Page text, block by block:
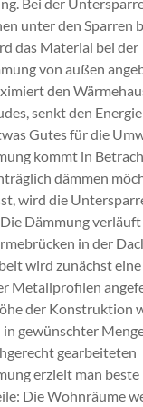
wird
von
Die bekanntesten
neben Heide, die
Marne. Der Kreis
der
Steinburg.
Hamburg. Die
des Kreises
Städten findet man
, Sport- und
außerdem
zahlreiche
ein. Der
ein autonomes
Betriebe, die sich
Dithmarschen
Erreichen Sie Ihr Ziel
Ihr Vertrauen.
wir die Ist-
Geschossdecke.
richtigen Dämmung
und Ihr
bietet
der Technik.
auf einen 1a-
lange Jahre
einem Fachbetrieb
eine fehlerfreie Top-
ist
darf sich ein
Süsel Lensahn,
,Dachdämmung
Gettorf,
Heiligenhafen,
Eppendorf,
,
Oststeinbek
Itzehoe
,
Ostholstein,
,Dachdämmung
Ratekau,
Walddörfer,
Steinburg,
Heide Husum Büsum
Innendämmung
unter den Sparren
das Material bei der
von außen
den
senkt den
Gutes für die
kommt in
dämmen
wird die
Dämmung
in der
wird zunächst
Metallprofilen
der Konstruktion
gewünschter
gearbeiteten
erzielt man beste
Die Wohnräume